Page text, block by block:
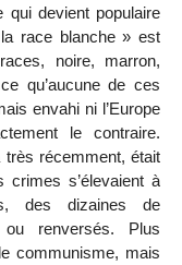
qui devient populaire
race blanche » est
noire, marron,
qu’aucune de ces
envahi ni l’Europe
le contraire.
très récemment, était
crimes s’élevaient à
des dizaines de
ou renversés. Plus
communisme, mais